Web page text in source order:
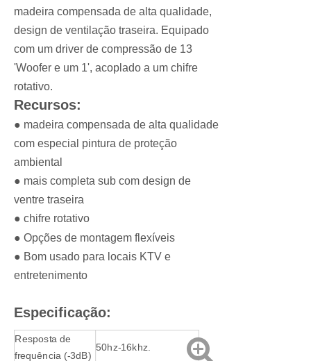
madeira compensada de alta qualidade,
design de ventilação traseira. Equipado
com um driver de compressão de 13
'Woofer e um 1', acoplado a um chifre
rotativo.
Recursos:
● madeira compensada de alta qualidade
com especial pintura de proteção
ambiental
● mais completa sub com design de
ventre traseira
● chifre rotativo
● Opções de montagem flexíveis
● Bom usado para locais KTV e
entretenimento
Especificação:
Resposta de
frequência (-3dB)
50hz-16khz.